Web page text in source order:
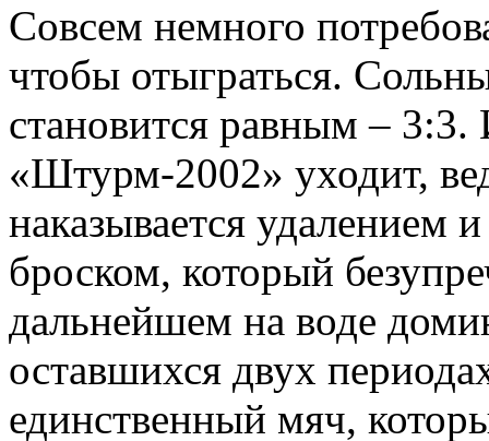
Совсем немного
чтобы отыграться.
становится равным –
«Штурм-2002» уходит,
наказывается
броском, который
дальнейшем на воде
оставшихся двух
единственный мяч,